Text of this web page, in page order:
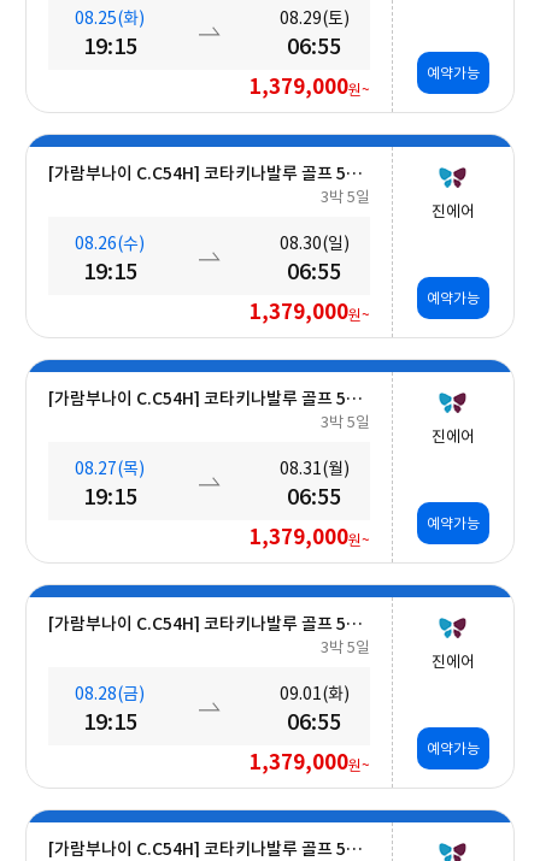
08.25(화)
19:15
08.29(토)
06:55
1,379,000원~
예약가능
[가람부나이 C.C54H] 코타키나발루 골프 5일 (최대 27H ■무료■ 추가 가능) #호텔식 3회
3박 5일
08.26(수)
19:15
08.30(일)
06:55
1,379,000원~
진에어
예약가능
[가람부나이 C.C54H] 코타키나발루 골프 5일 (최대 27H ■무료■ 추가 가능) #호텔식 3회
3박 5일
08.27(목)
19:15
08.31(월)
06:55
1,379,000원~
진에어
예약가능
[가람부나이 C.C54H] 코타키나발루 골프 5일 (최대 27H ■무료■ 추가 가능) #호텔식 3회
3박 5일
08.28(금)
19:15
09.01(화)
06:55
1,379,000원~
진에어
예약가능
[가람부나이 C.C54H] 코타키나발루 골프 5일 (최대 27H ■무료■ 추가 가능) #호텔식 3회